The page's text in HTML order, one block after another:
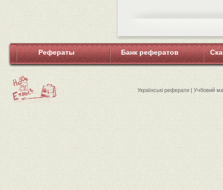
Рефераты Банк рефератов
Українські реферати | Учбовий